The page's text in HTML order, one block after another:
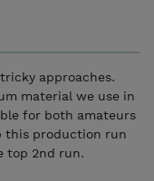
approaches.
material we use in
for both amateurs
this production run
top 2nd run.